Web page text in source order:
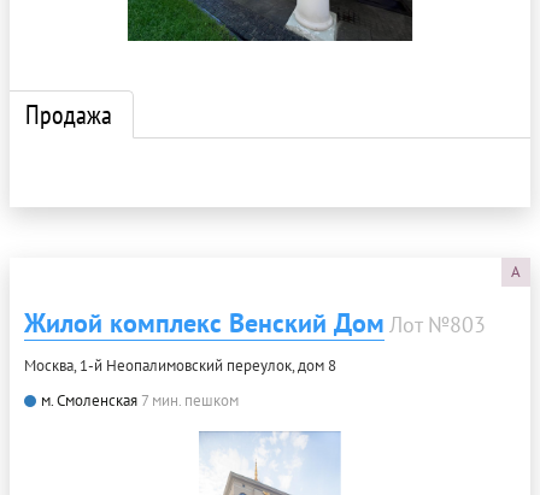
Продажа
A
Жилой комплекс Венский Дом Лот №803
Москва, 1-й Неопалимовский переулок, дом 8
м. Смоленская 7 мин. пешком